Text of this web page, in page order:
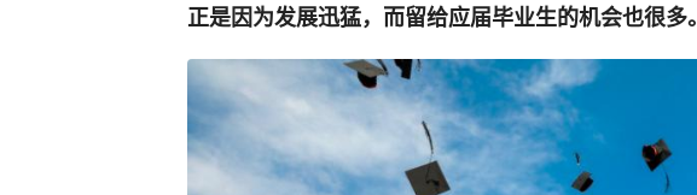
正是因为发展迅猛，而留给应届毕业生的机会也很多。